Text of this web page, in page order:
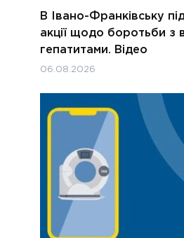
В Івано-Франківську
акції щодо боротьби з
гепатитами. Відео
06.08.2026